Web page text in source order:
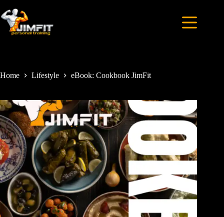
Home Lifestyle eBook: Cookbook JimFit